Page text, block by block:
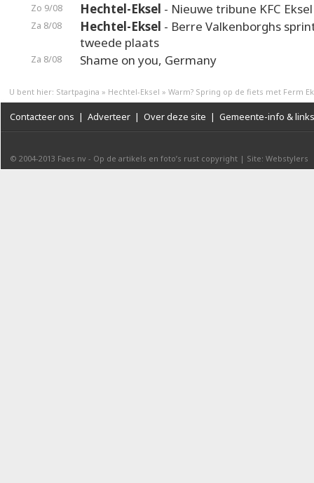
Zo 9/08 Hechtel-Eksel - Nieuwe tribune KFC
Za 8/08 Hechtel-Eksel - Berre Valkenborghs
tweede plaats
Za 8/08 Shame on you, Germany
U bent hier: Startpagina » Hechtel-Eksel » Warm? Spring op de fiets met Ferm
Contacteer ons | Adverteer | Over deze site | Gemeente-info & links
© 2004-2013 Faes nv - Op de artikels en foto’s rust copyright | Site: Webstylers